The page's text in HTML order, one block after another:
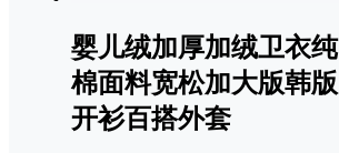
婴儿绒加厚加绒卫衣纯
棉面料宽松加大版韩版
开衫百搭外套